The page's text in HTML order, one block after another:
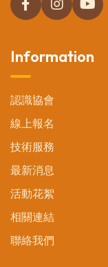
Information
認識協會
線上報名
技術服務
最新消息
活動花絮
相關連結
聯絡我們